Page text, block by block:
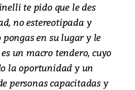
te pido que le des
no estereotipada y
en su lugar y le
un macro tendero, cuyo
la oportunidad y un
personas capacitadas y